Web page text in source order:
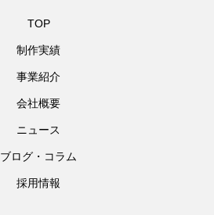
TOP
制作実績
事業紹介
会社概要
ニュース
ブログ・コラム
採用情報